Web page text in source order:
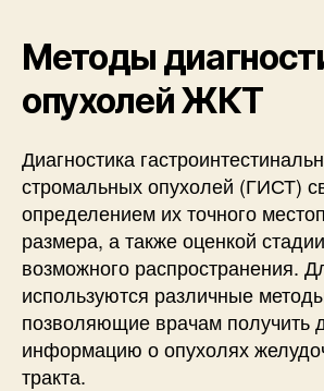
Методы
опухолей ЖКТ
Диагностика
стромальных опухолей (ГИСТ)
определением их точного
размера, а также оценкой
возможного распространения.
используются различные
позволяющие врачам получить
информацию о опухолях
тракта.